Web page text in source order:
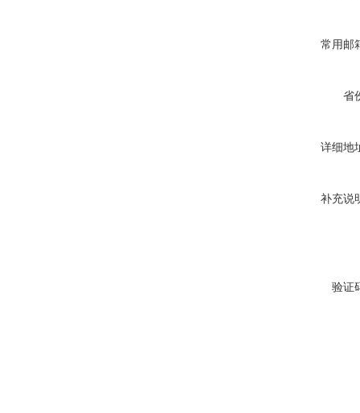
常用邮
省
详细地
补充说
验证